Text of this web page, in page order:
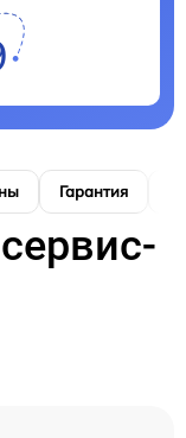
Гарантия